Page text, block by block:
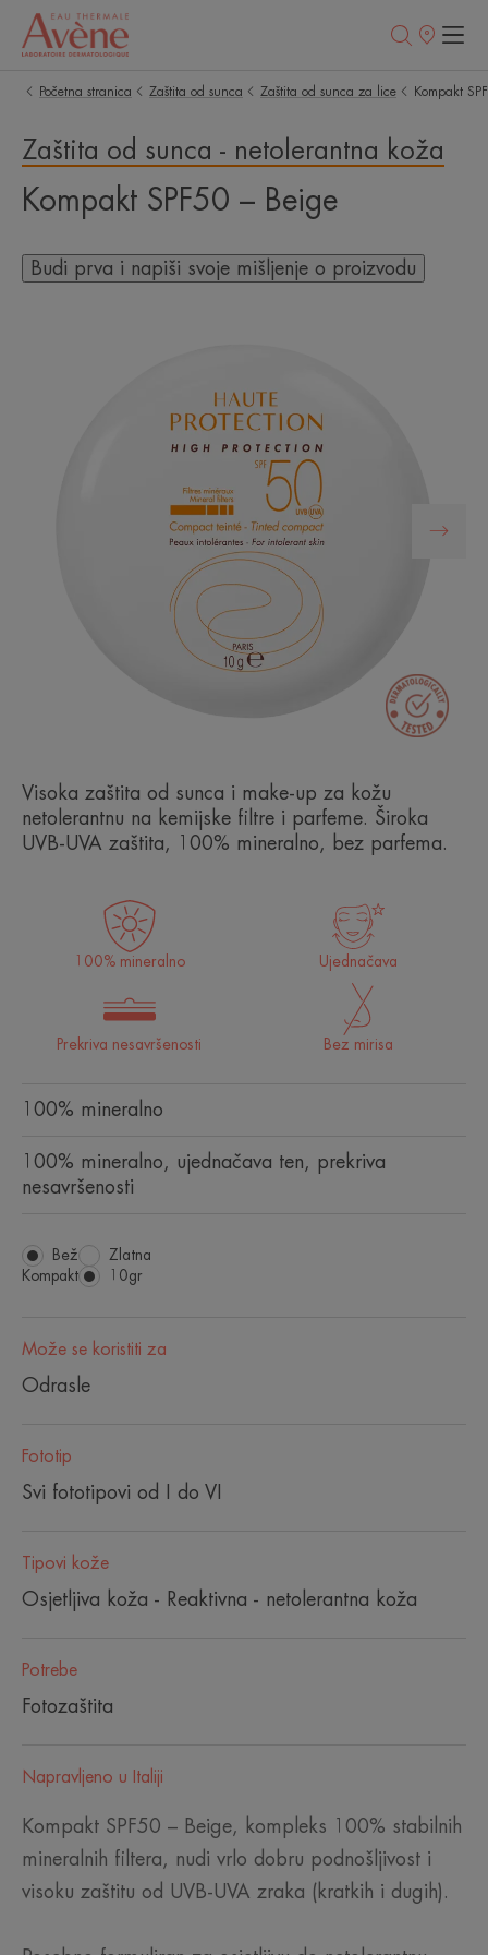
Prodajna
Početna stranica Zaštita od sunca Zaštita od sunca za lice Kompakt
Zaštita od sunca - netolerantna koža
Kompakt SPF50 – Beige
Budi prva i napiši svoje mišljenje o proizvodu
Visoka zaštita od sunca i make-up za kožu
netolerantnu na kemijske filtre i parfeme. Široka
UVB-UVA zaštita, 100% mineralno, bez parfema.
100% mineralno Ujednačava
Prekriva nesavršenosti Bez mirisa
100% mineralno
100% mineralno, ujednačava ten, prekriva
nesavršenosti
Bež
Zlatna
Kompakt
Kompakt
10gr
Može se koristiti za
Odrasle
Fototip
Svi fototipovi od I do VI
Tipovi kože
Osjetljiva koža - Reaktivna - netolerantna koža
Potrebe
Fotozaštita
Napravljeno u Italiji
Kompakt SPF50 – Beige​, kompleks 100% stabilnih
mineralnih filtera, nudi vrlo dobru podnošljivost i
visoku zaštitu od UVB-UVA zraka (kratkih i dugih).